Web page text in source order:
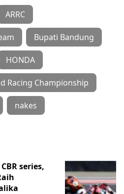
ARRC
Bupati Bandung
HONDA
Racing Championship
nakes
series,